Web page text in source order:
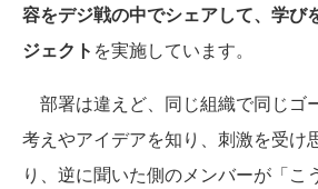
容をデジ戦の中でシェアして、学び
ジェクト を実施しています。
部署は違えど、同じ組織で同じゴ
考えやアイデアを知り、刺激を受け
り、逆に聞いた側のメンバーが「こ